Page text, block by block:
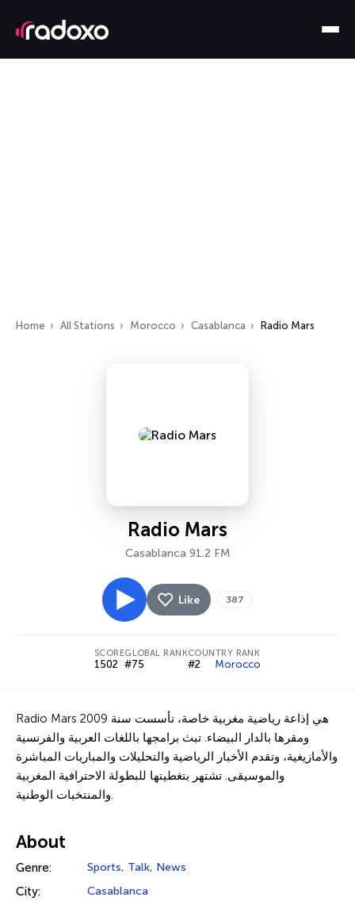
Home All Stations Morocco Casablanca Radio Mars
Radio Mars
Casablanca 91.2 FM
Like 387
SCORE
1502
GLOBAL RANK
#75
COUNTRY RANK
#2 Morocco
Radio Mars هي إذاعة رياضية مغربية خاصة، تأسست سنة 2009
ومقرها بالدار البيضاء. تبث برامجها باللغات العربية والفرنسية
والأمازيغية، وتقدم الأخبار الرياضية والتحليلات والمباريات المباشرة
والموسيقى. تشتهر بتغطيتها للبطولة الاحترافية المغربية
والمنتخبات الوطنية.
About
Genre: Sports, Talk, News
City: Casablanca